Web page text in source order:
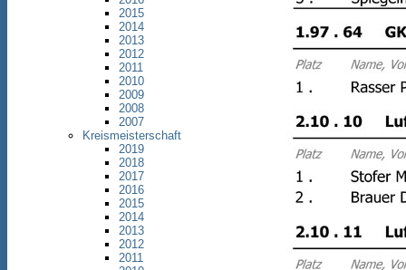
2015
2014
2013
2012
2011
2010
2009
2008
2007
Kreismeisterschaft
2019
2018
2017
2016
2015
2014
2013
2012
2011